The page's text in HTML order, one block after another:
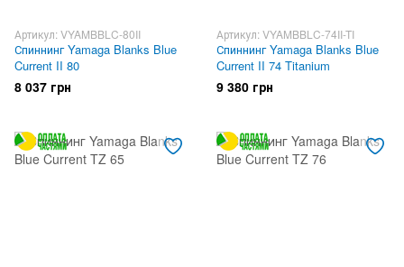
Артикул: VYAMBBLC-80II
Спиннинг Yamaga Blanks Blue
Current II 80
8 037 грн
Артикул: VYAMBBLC-74II-TI
Спиннинг Yamaga Blanks Blue
Current II 74 Titanium
9 380 грн